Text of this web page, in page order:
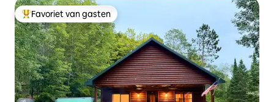
Topfavoriet van gasten
Favoriet van gasten